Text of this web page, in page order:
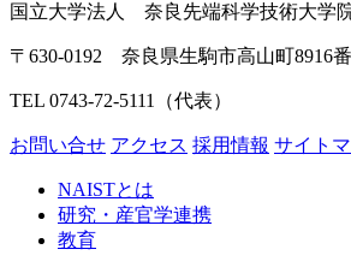
国立大学法人 奈良先端科学技術大学
〒630-0192 奈良県生駒市高山町8916
TEL 0743-72-5111（代表）
お問い合せ アクセス 採用情報 サイト
NAISTとは
研究・産官学連携
教育